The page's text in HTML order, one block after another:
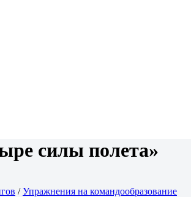
силы полета»
/Упражнения на командообразование